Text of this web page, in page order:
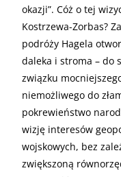
okazji”. Cóż o tej
Kostrzewa-Zorbas?
podróży Hagela
daleka i stroma – do
związku
niemożliwego do
pokrewieństwo
wizję interesów
wojskowych, bez
zwiększoną